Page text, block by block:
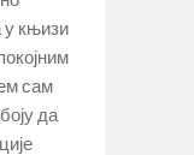
у књизи
сам
да